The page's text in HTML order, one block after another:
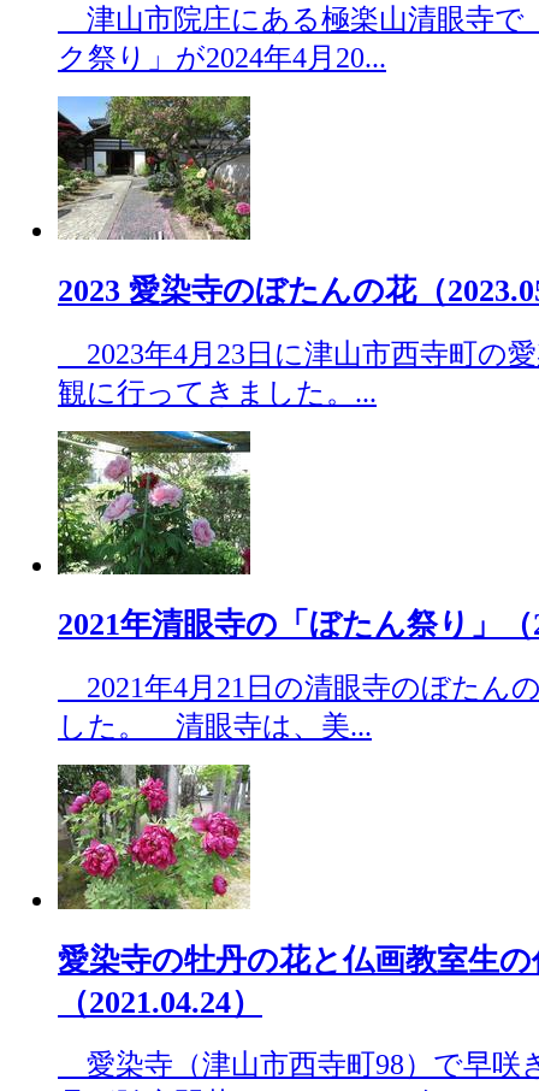
津山市院庄にある極楽山清眼寺で
ク祭り」が2024年4月20...
2023 愛染寺のぼたんの花（
2023年4月23日に津山市西寺町の
観に行ってきました。...
2021年清眼寺の「ぼたん祭り」（
2021年4月21日の清眼寺のぼたん
した。 清眼寺は、美...
愛染寺の牡丹の花と仏画教室生
（2021.04.24）
愛染寺（津山市西寺町98）で早咲